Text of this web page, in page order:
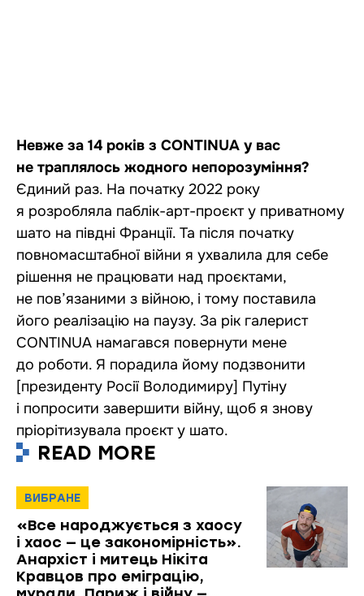
Невже за 14 років з CONTINUA у вас
не траплялось жодного непорозуміння?
Єдиний раз. На початку 2022 року
я розробляла паблік-арт-проєкт у приватному
шато на півдні Франції. Та після початку
повномасштабної війни я ухвалила для себе
рішення не працювати над проєктами,
не пов’язаними з війною, і тому поставила
його реалізацію на паузу. За рік галерист
CONTINUA намагався повернути мене
до роботи. Я порадила йому подзвонити
[президенту Росії Володимиру] Путіну
і попросити завершити війну, щоб я знову
пріорітизувала проєкт у шато.
READ MORE
ВИБРАНЕ
«Все народжується з хаосу
і хаос — це закономірність».
Анархіст і митець Нікіта
Кравцов про еміграцію,